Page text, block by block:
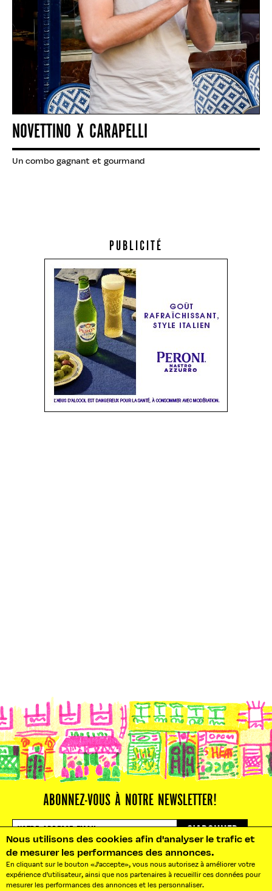
NOVETTINO X CARAPELLI
Un combo gagnant et gourmand
PUBLICITÉ
ABONNEZ-VOUS À NOTRE NEWSLETTER!
S'ABONNER
Nous utilisons des cookies afin d'analyser le trafic et
de mesurer les performances des annonces.
En cliquant sur le bouton «J'accepte», vous nous autorisez à améliorer votre
expérience d'utilisateur, ainsi que nos partenaires à recueillir ces données pour
mesurer les performances des annonces et les personnaliser.